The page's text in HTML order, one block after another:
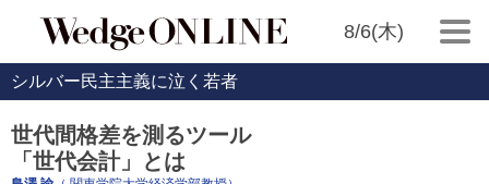
8/6(木)
シルバー民主主義に泣く若者
世代間格差を測るツール
「世代会計」とは